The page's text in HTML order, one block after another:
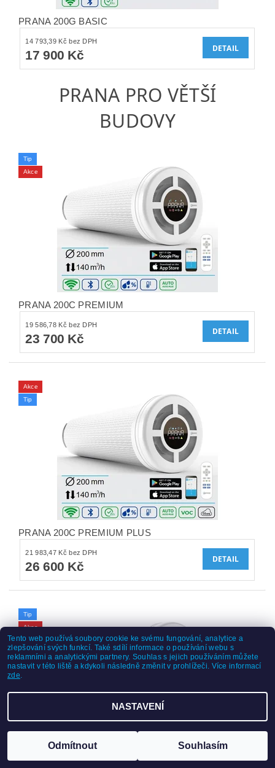
PRANA 200G BASIC
14 793,39 Kč bez DPH
17 900 Kč
DETAIL
PRANA PRO VĚTŠÍ
BUDOVY
Tip
Akce
PRANA 200C PREMIUM
19 586,78 Kč bez DPH
23 700 Kč
DETAIL
Akce
Tip
PRANA 200C PREMIUM PLUS
21 983,47 Kč bez DPH
26 600 Kč
DETAIL
Tip
Akce
PRANA 200C BASIC
Tento web používá soubory cookie ke svému fungování, analytice a
zlepšování svých funkcí. Také sdílí informace o používání webu s
reklamními a analytickými partnery. Souhlas s jejich používáním můžete
nastavit v této liště a kdykoli následně změnit v prohlížeči. Více informací
zde.
NASTAVENÍ
Odmítnout Souhlasím